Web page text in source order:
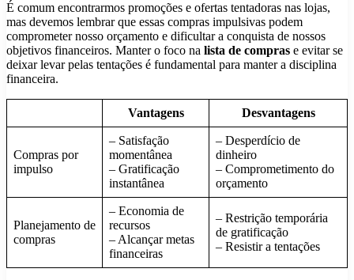
É comum encontrarmos promoções e ofertas tentadoras nas lojas,
mas devemos lembrar que essas compras impulsivas podem
comprometer nosso orçamento e dificultar a conquista de nossos
objetivos financeiros. Manter o foco na lista de compras e evitar se
deixar levar pelas tentações é fundamental para manter a disciplina
financeira.
Vantagens Desvantagens
Compras por
impulso
– Satisfação
momentânea
– Gratificação
instantânea
– Desperdício de
dinheiro
– Comprometimento do
orçamento
Planejamento de
compras
– Economia de
recursos
– Alcançar metas
financeiras
– Restrição temporária
de gratificação
– Resistir a tentações